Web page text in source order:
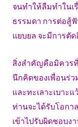
จนทำให้ลืมทำในเ
ธรรมดา การต่อสู้
แยบยล จะมีการตั
สิ่งสำคัญคือมิควรที่
นึกคิดของเพื่อนร่ว
และทะเลาะเบาะ
ท่านจะได้รับโอกา
เข้าไปรับผิดชอบง